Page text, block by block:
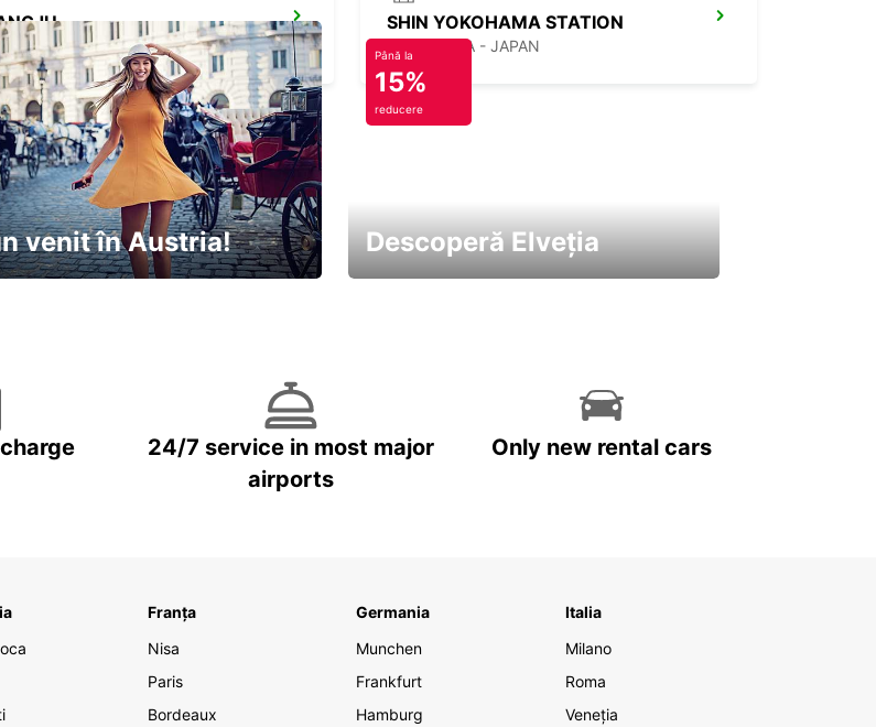
- KOREA(SOUTH)
SHIN YOKOHAMA STATION
YOKOHAMA - JAPAN
venit în Austria!
Până la
15%
reducere
Descoperă Elveția
24/7 service in most major
airports
Only new rental cars
Franța
Nisa
Paris
Bordeaux
Germania
Munchen
Frankfurt
Hamburg
Italia
Milano
Roma
Veneția